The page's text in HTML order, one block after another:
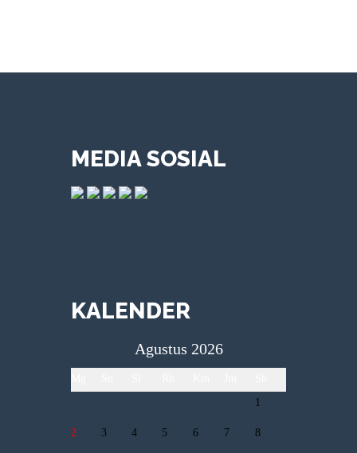
MEDIA SOSIAL
KALENDER
Agustus 2026
1
2 3 4 5 6 7 8